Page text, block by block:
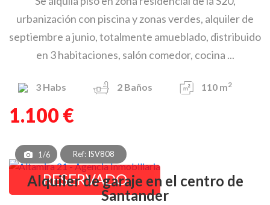
urbanización con piscina y zonas verdes, alquiler de
septiembre a junio, totalmente amueblado, distribuido
en 3 habitaciones, salón comedor, cocina ...
3 Habs 2 Baños 110 m2
1.100 €
1/6 Ref: ISV808
RESERVADO
Alquiler de garaje en el centro de
Santander